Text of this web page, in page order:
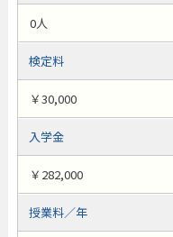
0人
検定料
￥30,000
入学金
￥282,000
授業料／年